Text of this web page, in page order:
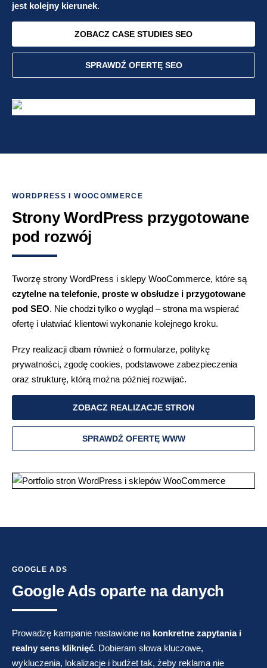
jest kolejny kierunek.
ZOBACZ CASE STUDIES SEO
SPRAWDŹ OFERTĘ SEO
WORDPRESS I WOOCOMMERCE
Strony WordPress przygotowane
pod rozwój
Tworzę strony WordPress i sklepy WooCommerce, które są
czytelne na telefonie, proste w obsłudze i przygotowane
pod SEO. Nie chodzi tylko o wygląd – strona ma wspierać
ofertę i ułatwiać klientowi wykonanie kolejnego kroku.
Przy realizacji dbam również o formularze, politykę
prywatności, zgodę cookies, podstawowe zabezpieczenia
oraz strukturę, którą można później rozwijać.
ZOBACZ REALIZACJE STRON
SPRAWDŹ OFERTĘ WWW
GOOGLE ADS
Google Ads oparte na danych
Prowadzę kampanie nastawione na konkretne zapytania i
realny sens kliknięć. Dobieram słowa kluczowe,
wykluczenia, lokalizacje i budżet tak, żeby reklama nie